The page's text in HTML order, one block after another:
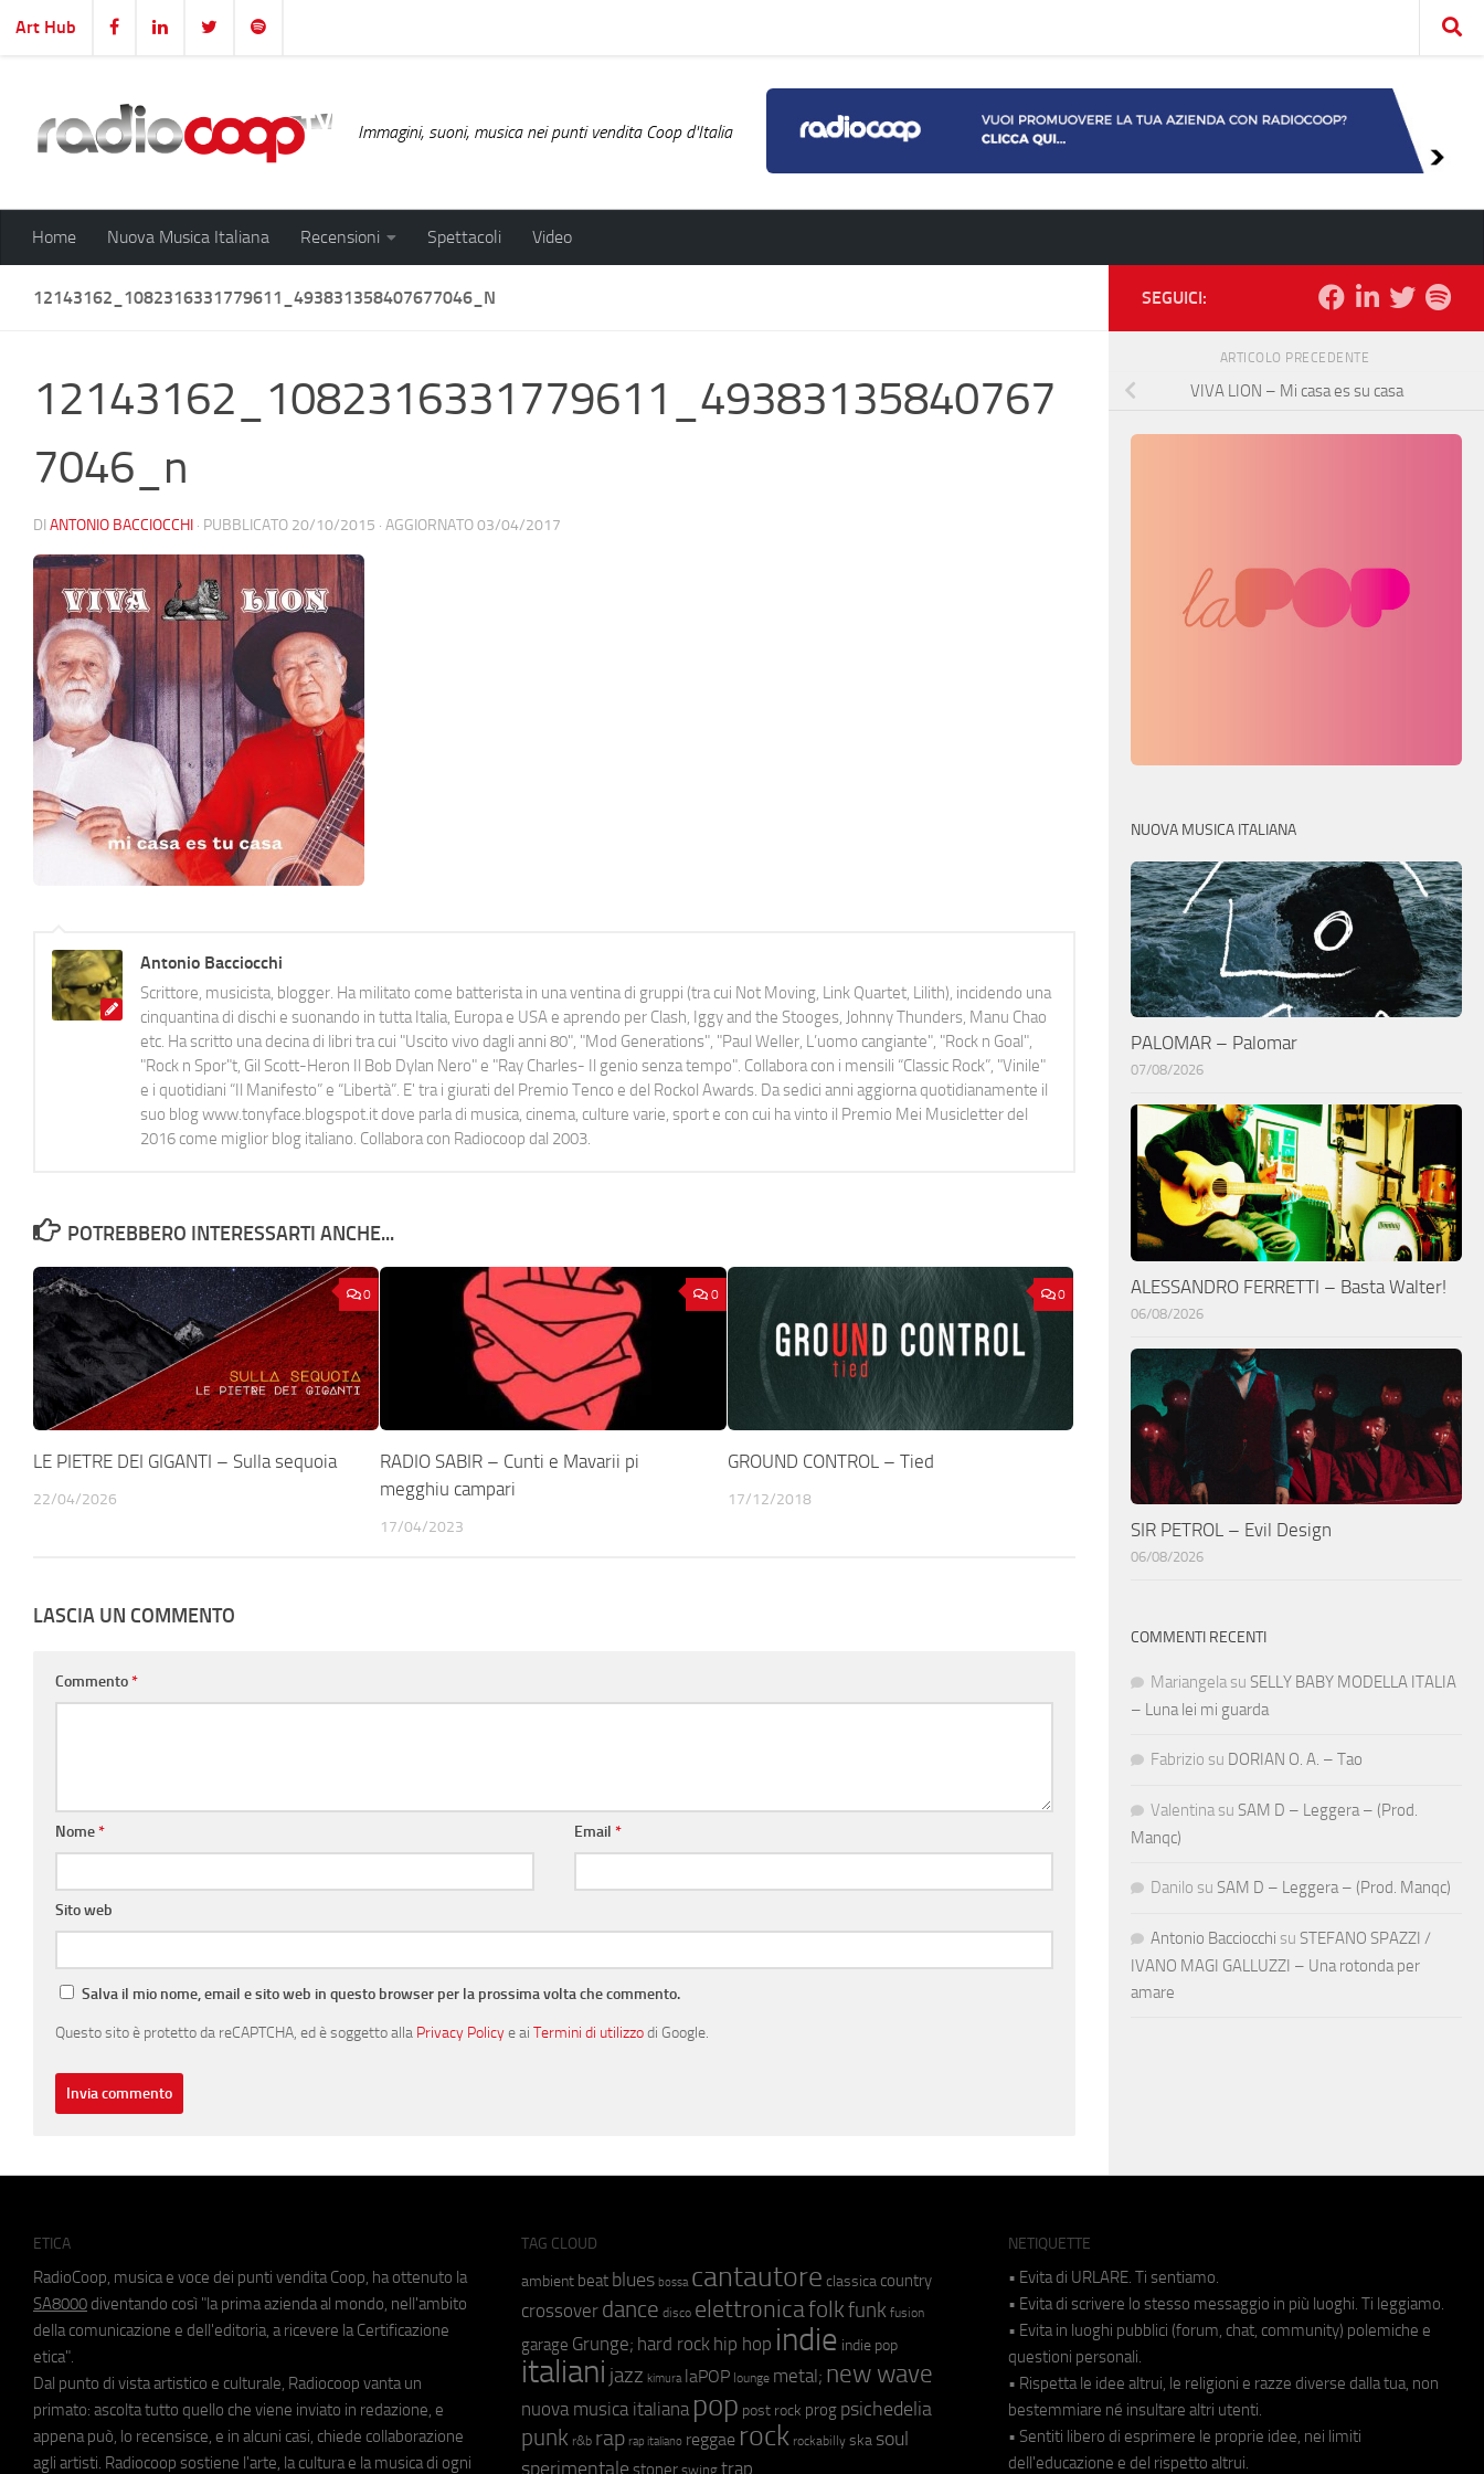
Salta al contenuto
Art Hub
Immagini, suoni, musica nei punti vendita Coop d'Italia
Home Nuova Musica Italiana Recensioni Spettacoli Video
12143162_1082316331779611_493831358407677046_N
12143162_1082316331779611_49383135840767
7046_n
DI ANTONIO BACCIOCCHI · PUBBLICATO 20/10/2015 · AGGIORNATO03/04/2017
Antonio Bacciocchi
Scrittore, musicista, blogger. Ha militato come batterista in una ventina di gruppi (tra cui Not Moving, Link Quartet, Lilith), incidendo una
cinquantina di dischi e suonando in tutta Italia, Europa e USA e aprendo per Clash, Iggy and the Stooges, Johnny Thunders, Manu Chao
etc. Ha scritto una decina di libri tra cui "Uscito vivo dagli anni 80", "Mod Generations", "Paul Weller, L’uomo cangiante", "Rock n Goal",
"Rock n Spor"t, Gil Scott-Heron Il Bob Dylan Nero" e "Ray Charles- Il genio senza tempo". Collabora con i mensili “Classic Rock”, "Vinile"
e i quotidiani “Il Manifesto” e “Libertà”. E' tra i giurati del Premio Tenco e del Rockol Awards. Da sedici anni aggiorna quotidianamente il
suo blog www.tonyface.blogspot.it dove parla di musica, cinema, culture varie, sport e con cui ha vinto il Premio Mei Musicletter del
2016 come miglior blog italiano. Collabora con Radiocoop dal 2003.
POTREBBERO INTERESSARTI ANCHE...
0
LE PIETRE DEI GIGANTI – Sulla sequoia
22/04/2026
0
RADIO SABIR – Cunti e Mavarii pi
megghiu campari
17/04/2023
0
GROUND CONTROL – Tied
17/12/2018
LASCIA UN COMMENTO
Commento*
Nome* Email*
Sito web
Salva il mio nome, email e sito web in questo browser per la prossima volta che commento.
Questo sito è protetto da reCAPTCHA, ed è soggetto alla Privacy Policye ai Termini di utilizzodi Google.
SEGUICI:
ARTICOLO PRECEDENTE
VIVA LION – Mi casa es su casa
NUOVA MUSICA ITALIANA
PALOMAR – Palomar
07/08/2026
ALESSANDRO FERRETTI – Basta Walter!
06/08/2026
SIR PETROL – Evil Design
06/08/2026
COMMENTI RECENTI
Mariangela su SELLY BABY MODELLA ITALIA
– Luna lei mi guarda
Fabrizio su DORIAN O. A. – Tao
Valentina su SAM D – Leggera – (Prod.
Manqc)
Danilo su SAM D – Leggera – (Prod. Manqc)
Antonio Bacciocchi su STEFANO SPAZZI /
IVANO MAGI GALLUZZI – Una rotonda per
amare
ETICA
RadioCoop, musica e voce dei punti vendita Coop, ha ottenuto la
SA8000 diventando così "la prima azienda al mondo, nell'ambito
della comunicazione e dell'editoria, a ricevere la Certificazione
etica".
Dal punto di vista artistico e culturale, Radiocoop vanta un
primato: ascolta tutto quello che viene inviato in redazione, e
appena può, lo recensisce, e in alcuni casi, chiede collaborazione
agli artisti. Radiocoop sostiene l'arte, la cultura e la musica di ogni
TAG CLOUD
ambient beat blues bossa cantautore classica country
crossover dance disco elettronicafolkfunk fusion
garage Grunge; hard rock hip hop indie indie pop
italiani jazz kimura laPOP lounge metal; new wave
nuova musica italiana pop post rock prog psichedelia
punk r&b rap rap italiano reggae rock rockabilly ska soul
sperimentale stoner swing trap
NETIQUETTE
• Evita di URLARE. Ti sentiamo.
• Evita di scrivere lo stesso messaggio in più luoghi. Ti leggiamo.
• Evita in luoghi pubblici (forum, chat, community) polemiche e
questioni personali.
• Rispetta le idee altrui, le religioni e razze diverse dalla tua, non
bestemmiare né insultare altri utenti.
• Sentiti libero di esprimere le proprie idee, nei limiti
dell'educazione e del rispetto altrui.